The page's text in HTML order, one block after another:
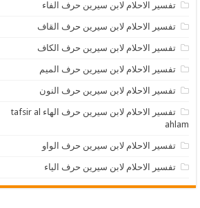
تفسير الاحلام لابن سيرين حرف الفاء
تفسير الاحلام لابن سيرين حرف القاف
تفسير الاحلام لابن سيرين حرف الكاف
تفسير الاحلام لابن سيرين حرف الميم
تفسير الاحلام لابن سيرين حرف النون
تفسير الاحلام لابن سيرين حرف الهاء tafsir al
ahlam
تفسير الاحلام لابن سيرين حرف الواو
تفسير الاحلام لابن سيرين حرف الياء